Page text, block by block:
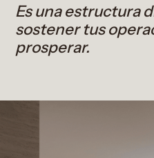
Es una estructura
sostener tus
prosperar.